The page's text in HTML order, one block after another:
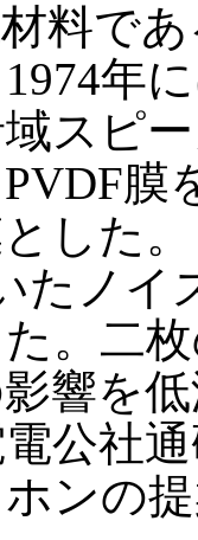
料であ
年
域スピ
膜
とした
たノ
。二
響を
公社
ンの